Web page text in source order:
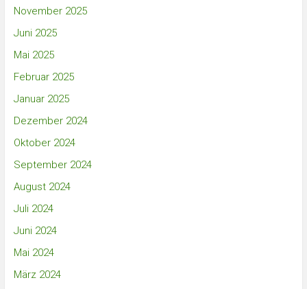
November 2025
Juni 2025
Mai 2025
Februar 2025
Januar 2025
Dezember 2024
Oktober 2024
September 2024
August 2024
Juli 2024
Juni 2024
Mai 2024
März 2024